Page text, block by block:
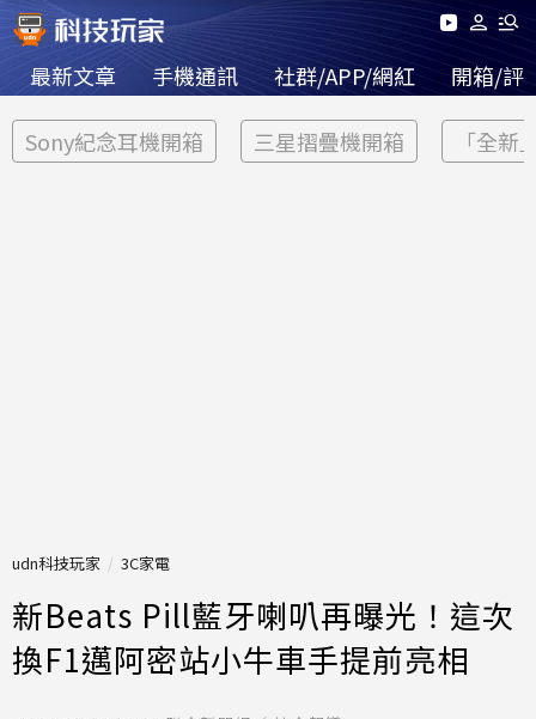
最新文章 手機通訊 社群/APP/網紅 開箱/評
Sony紀念耳機開箱 三星摺疊機開箱 「全新
udn科技玩家 3C家電
新Beats Pill藍牙喇叭再曝光！這次
換F1邁阿密站小牛車手提前亮相